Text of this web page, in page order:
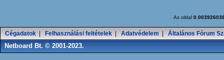
Az oldal
Cégadatok Felhasználási feltételek Adatvédelem Általános Fórum
Netboard Bt. © 2001-2023.